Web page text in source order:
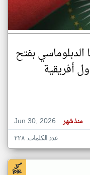
بفتح
Jun 30, 2026
منذ شهر
عدد الكلمات: ٢٢٨